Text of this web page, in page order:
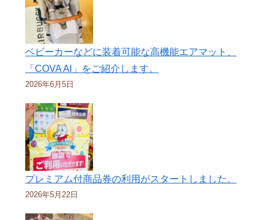
ベビーカーなどに装着可能な高機能エアマット、
「COVA Al」をご紹介します。
2026年6月5日
プレミアム付商品券の利用がスタートしました。
2026年5月22日